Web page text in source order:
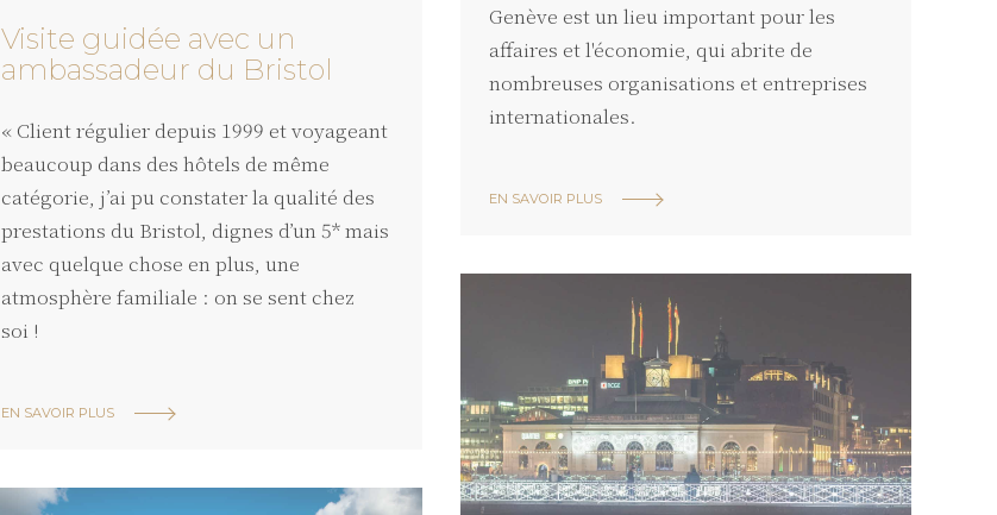
Genève est un lieu important pour les
affaires et l'économie, qui abrite de
nombreuses organisations et entreprises
internationales.
EN SAVOIR PLUS
Visite guidée avec un
ambassadeur du Bristol
« Client régulier depuis 1999 et voyageant
beaucoup dans des hôtels de même
catégorie, j’ai pu constater la qualité des
prestations du Bristol, dignes d’un 5* mais
avec quelque chose en plus, une
atmosphère familiale : on se sent chez
soi !
EN SAVOIR PLUS